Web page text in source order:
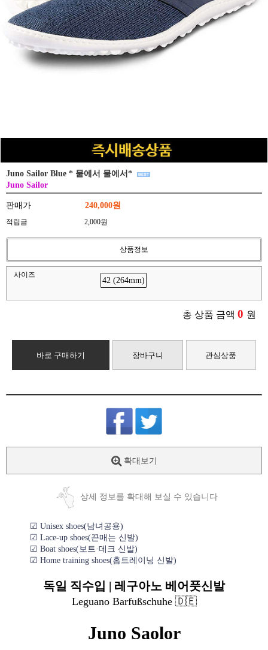
Juno Sailor Blue * 뭍에서 물에서*
Juno Sailor
판매가 240,000원
적립금 2,000원
상품정보
사이즈
42 (264mm)
총 상품 금액 0 원
바로 구매하기 장바구니 관심상품
확대보기
상세 정보를 확대해 보실 수 있습니다
☑ Unisex shoes(남녀공용)
☑ Lace-up shoes(끈매는 신발)
☑ Boat shoes(보트·데크 신발)
☑ Home training shoes(홈트레이닝 신발)
독일 직수입 | 레구아노 베어풋신발
Leguano Barfußschuhe 🇩🇪
Juno Saolor